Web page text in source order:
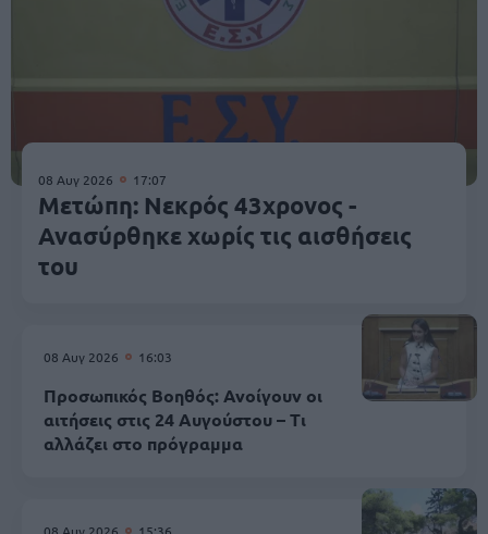
08 Αυγ 2026 17:07
Μετώπη: Νεκρός 43χρονος -
Ανασύρθηκε χωρίς τις αισθήσεις
του
08 Αυγ 2026 16:03
Προσωπικός Βοηθός: Ανοίγουν οι
αιτήσεις στις 24 Αυγούστου – Τι
αλλάζει στο πρόγραμμα
08 Αυγ 2026 15:36